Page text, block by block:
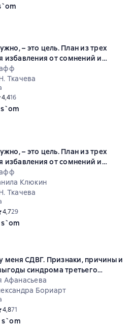
– это цель. План из трех
избавления от сомнений и
своего потенциала
Ткачева
рейтинг 4,4 на основе 16 оценок
4,416
– это цель. План из трех
избавления от сомнений и
своего потенциала
Клюкин
Ткачева
рейтинг 4,7 на основе 29 оценок
4,729
s`om
меня СДВГ. Признаки, причины и
синдрома третьего
у взрослых
Афанасьева
Бориарт
рейтинг 4,8 на основе 71 оценок
4,871
s`om